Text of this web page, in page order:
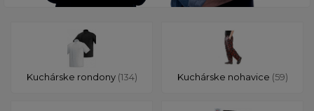
Kuchárske rondony (134) Kuchárske nohavice (59)